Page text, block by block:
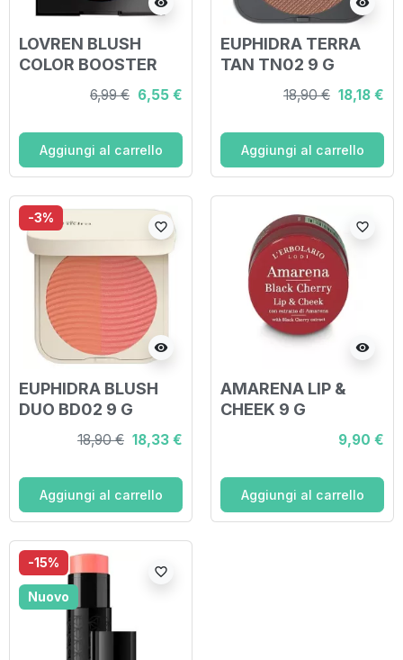
visibility
LOVREN BLUSH
COLOR BOOSTER
6,99 € 6,55 €
Aggiungi al carrello
visibility
EUPHIDRA TERRA
TAN TN02 9 G
18,90 € 18,18 €
Aggiungi al carrello
-3%
visibility
favorite_border
EUPHIDRA BLUSH
DUO BD02 9 G
18,90 € 18,33 €
Aggiungi al carrello
visibility
favorite_border
AMARENA LIP &
CHEEK 9 G
9,90 €
Aggiungi al carrello
-15%
Nuovo
favorite_border